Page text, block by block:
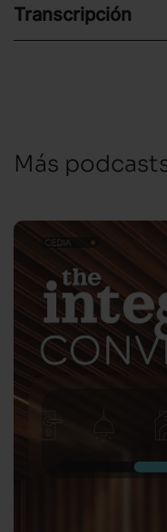
Transcripción
Más